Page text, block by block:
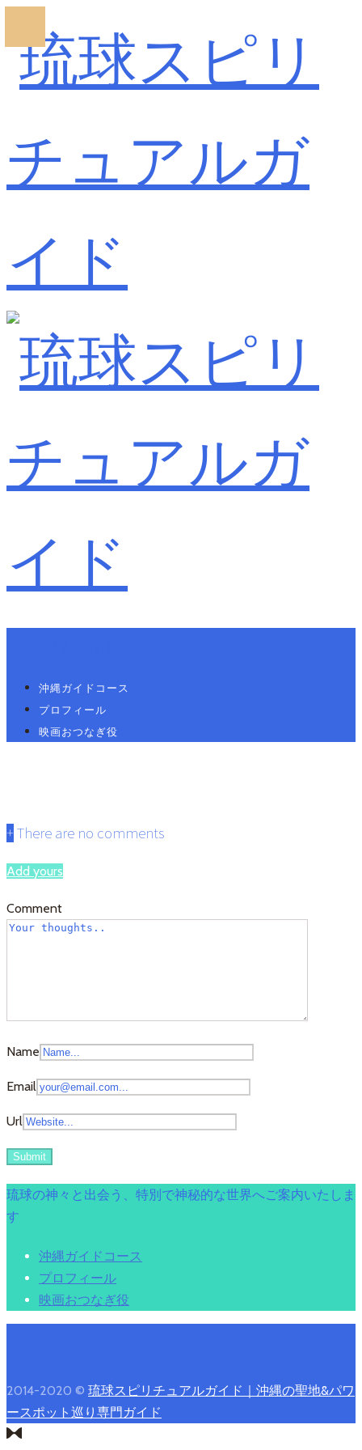
沖縄ガイドコース
プロフィール
映画おつなぎ役
+There are no comments
Add yours
Comment
Name
Email
Url
琉球の神々と出会う、特別で神秘的な世界へご案内いたしま
す
沖縄ガイドコース
プロフィール
映画おつなぎ役
2014-2020 © 琉球スピリチュアルガイド｜沖縄の聖地&パワ
ースポット巡り専門ガイド